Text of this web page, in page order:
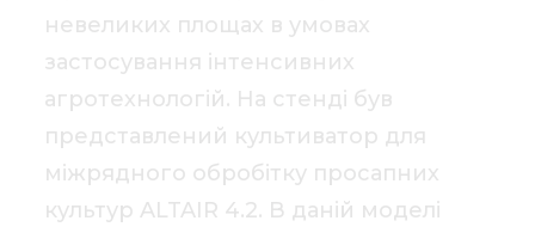
невеликих площах в умовах
застосування інтенсивних
агротехнологій. На стенді був
представлений культиватор для
міжрядного обробітку просапних
культур ALTAIR 4.2. В даній моделі